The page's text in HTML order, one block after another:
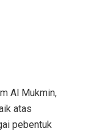
Al Mukmin,
atas
pebentuk